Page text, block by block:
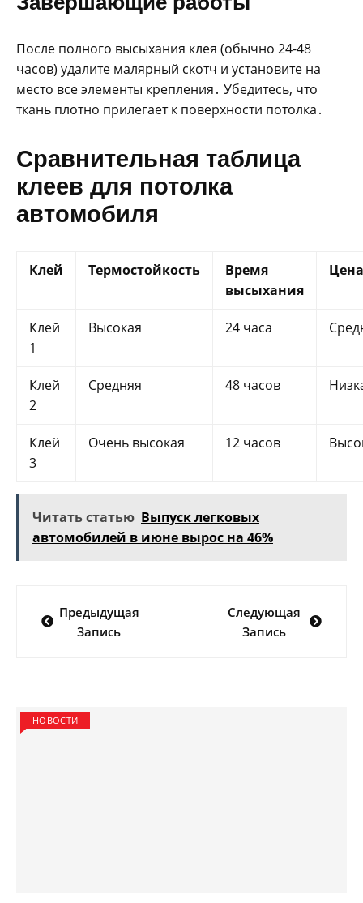
После полного высыхания клея (обычно 24-48
часов) удалите малярный скотч и установите на
место все элементы крепления․ Убедитесь, что
ткань плотно прилегает к поверхности потолка․
Сравнительная таблица
клеев для потолка
автомобиля
Клей Термостойкость
Время
высыхания
Цена
Клей
1
Высокая 24 часа
Клей
2
Средняя 48 часов
Клей
3
Очень высокая 12 часов
Читать статью Выпуск легковых
автомобилей в июне вырос на 46%
по
Предыдущая
Запись
Следующая
Запись
НОВОСТИ